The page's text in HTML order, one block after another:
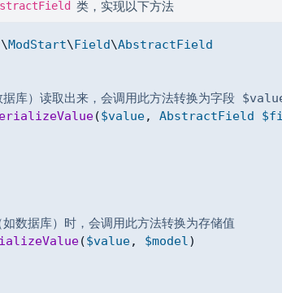
类，实现以下方法
\ModStart\Field\AbstractField
库）读取出来，会调用此方法转换为字段
($value, AbstractField
数据库）时，会调用此方法转换为存储值
($value, $model )